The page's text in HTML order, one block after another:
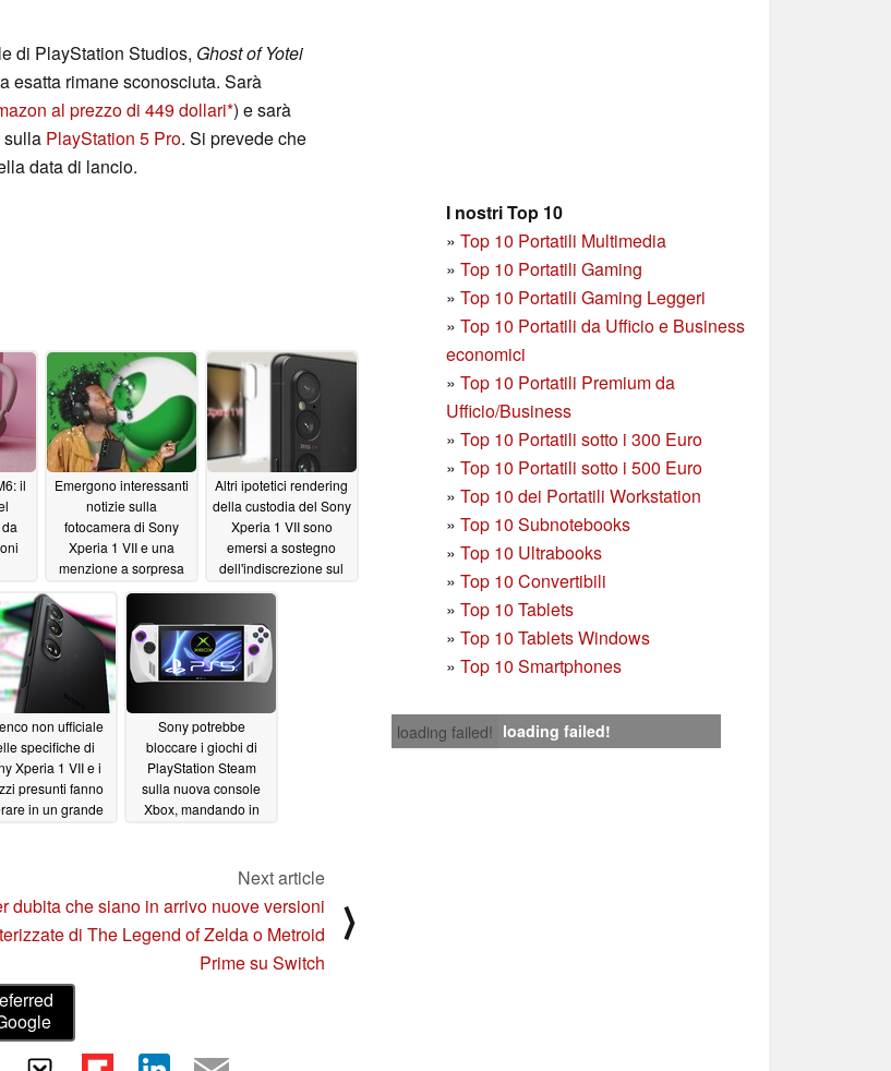
di PlayStation Studios, Ghost of Yotei
esatta rimane sconosciuta. Sarà
al prezzo di 449 dollari ) e sarà
sulla PlayStation 5 Pro. Si prevede che
data di lancio.
I nostri Top 10
» Top 10 Portatili Multimedia
» Top 10 Portatili Gaming
» Top 10 Portatili Gaming Leggeri
» Top 10 Portatili da Ufficio e Business
economici
» Top 10 Portatili Premium da
Ufficio/Business
» Top 10 Portatili sotto i 300 Euro
» Top 10 Portatili sotto i 500 Euro
» Top 10 dei Portatili Workstation
» Top 10 Subnotebooks
» Top 10 Ultrabooks
» Top 10 Convertibili
» Top 10 Tablets
» Top 10 Tablets Windows
» Top 10 Smartphones
loading failed! loading failed!
il
Emergono interessanti
notizie sulla
fotocamera di Sony
Xperia 1 VII e una
menzione a sorpresa
Altri ipotetici rendering
della custodia del Sony
Xperia 1 VII sono
emersi a sostegno
dell'indiscrezione sul
non ufficiale
specifiche di
Xperia 1 VII e i
presunti fanno
in un grande
Sony potrebbe
bloccare i giochi di
PlayStation Steam
sulla nuova console
Xbox, mandando in
multipiattaformaNext article
dubita che siano in arrivo nuove versioni
di The Legend of Zelda o Metroid
Prime su Switch
⟩